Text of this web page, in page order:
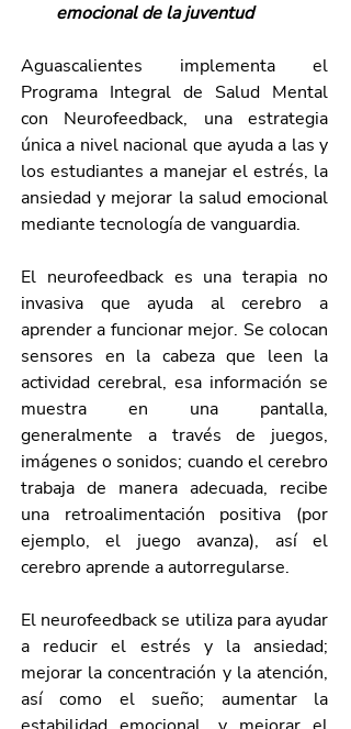
emocional de la juventud
Aguascalientes implementa el
Programa Integral de Salud Mental
con Neurofeedback, una estrategia
única a nivel nacional que ayuda a las y
los estudiantes a manejar el estrés, la
ansiedad y mejorar la salud emocional
mediante tecnología de vanguardia.
El neurofeedback es una terapia no
invasiva que ayuda al cerebro a
aprender a funcionar mejor. Se colocan
sensores en la cabeza que leen la
actividad cerebral, esa información se
muestra en una pantalla,
generalmente a través de juegos,
imágenes o sonidos; cuando el cerebro
trabaja de manera adecuada, recibe
una retroalimentación positiva (por
ejemplo, el juego avanza), así el
cerebro aprende a autorregularse.
El neurofeedback se utiliza para ayudar
a reducir el estrés y la ansiedad;
mejorar la concentración y la atención,
así como el sueño; aumentar la